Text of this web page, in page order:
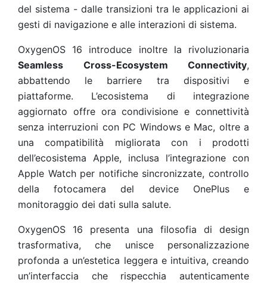
del sistema - dalle transizioni tra le applicazioni ai
gesti di navigazione e alle interazioni di sistema.
OxygenOS 16 introduce inoltre la rivoluzionaria
Seamless Cross-Ecosystem Connectivity,
abbattendo le barriere tra dispositivi e
piattaforme. L’ecosistema di integrazione
aggiornato offre ora condivisione e connettività
senza interruzioni con PC Windows e Mac, oltre a
una compatibilità migliorata con i prodotti
dell’ecosistema Apple, inclusa l’integrazione con
Apple Watch per notifiche sincronizzate, controllo
della fotocamera del device OnePlus e
monitoraggio dei dati sulla salute.
OxygenOS 16 presenta una filosofia di design
trasformativa, che unisce personalizzazione
profonda a un’estetica leggera e intuitiva, creando
un’interfaccia che rispecchia autenticamente